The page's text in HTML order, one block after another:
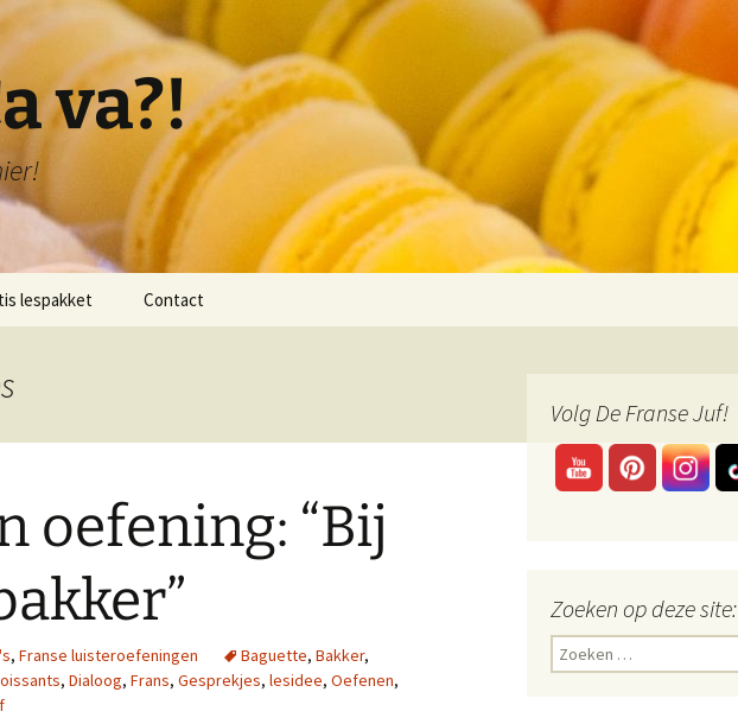
va?!
lespakket
Bonjour!
Je compte de 1-20
5: Un croissant svp!
Quelle heure est-il?
Contact
oefening: “Bij
, Franse luisteroefeningen Baguette, Bakker,
, Dialoog, Frans, Gesprekjes, lesidee, Oefenen,
Volg De Franse Juf!
Zoeken op deze site:
Zoeken
naar: